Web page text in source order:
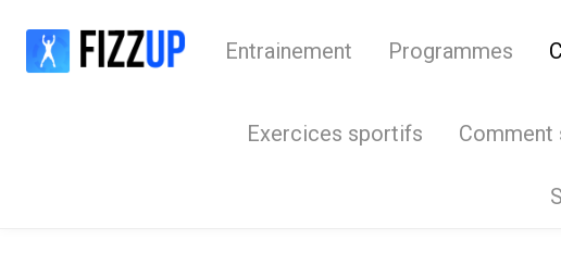
Entrainement Programmes
Exercices sportifs Comment